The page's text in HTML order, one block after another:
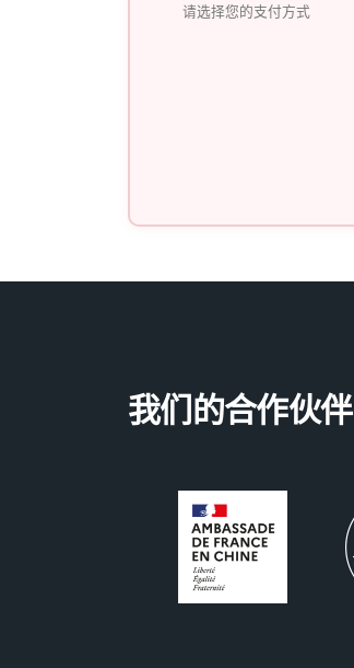
请选择您的支付方式
我们的合作伙伴